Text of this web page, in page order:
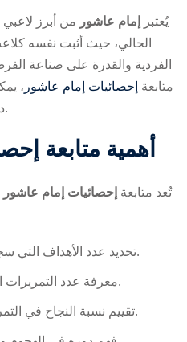
يُعتبر إمام عاشور من أبرز
الحالي، حيث أثبت نفسه
الفردية والقدرة على صناعة
متابعة إحصائيات إمام عاشور ،
دقيق وفهم تأثيره على المباريات.
أهمية متابعة
تُعد متابعة إحصائيات إمام عاشور
تحديد عدد الأهداف التي سجلها خلال المباريات الرسمية.
معرفة عدد التمريرات الحاسمة التي قام بها لزملائه.
تقييم نسبة النجاح في التمريرات والاستحواذ على الكرة.